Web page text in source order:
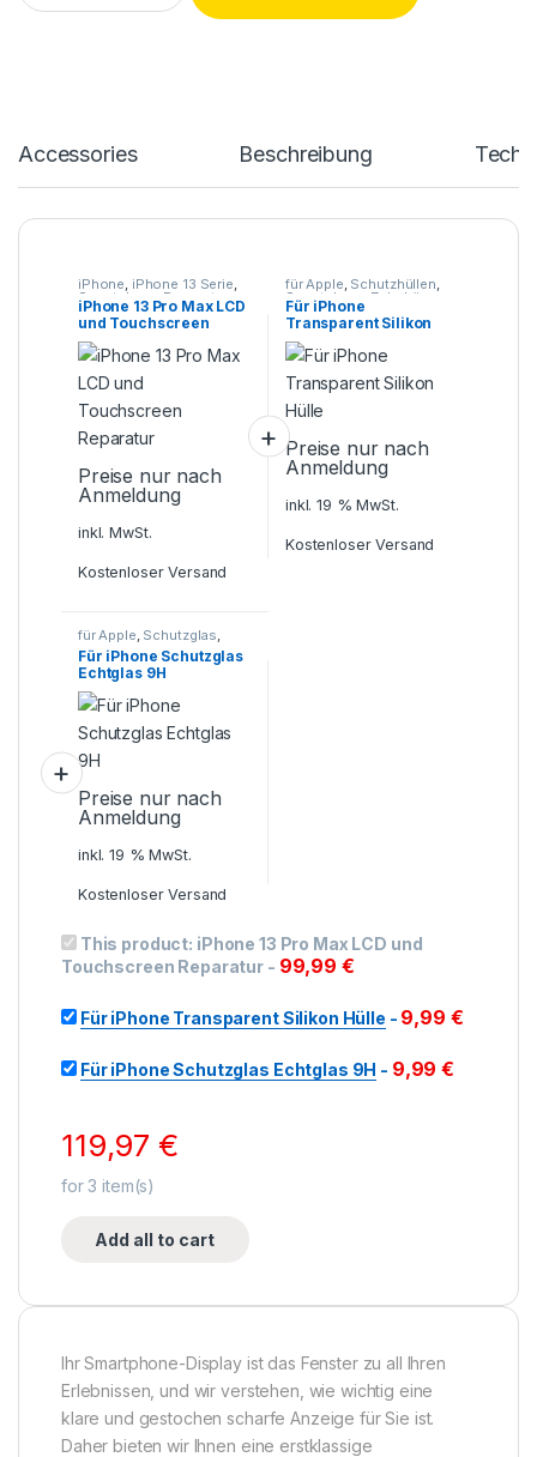
Accessories Beschreibung
iPhone, iPhone 13 Serie,
Smartphone Reparatur
iPhone 13 Pro Max LCD
und Touchscreen
Reparatur
Preise nur nach
Anmeldung
inkl. MwSt.
Kostenloser Versand
für Apple, Schutzhüllen,
Smartphone Zubehör
Für iPhone
Transparent Silikon
Hülle
Preise nur nach
Anmeldung
inkl. 19 % MwSt.
Kostenloser Versand
für Apple Schutzglas
Smartphone Zubehör
Für iPhone Schutzglas
Echtglas 9H
Preise nur nach
Anmeldung
inkl. 19 % MwSt.
Kostenloser Versand
This product: iPhone 13 Pro Max LCD und
Touchscreen Reparatur - 99,99 €
Für iPhone Transparent Silikon Hülle - 9,99 €
Für iPhone Schutzglas Echtglas 9H - 9,99€
119,97€
for3 item(s)
Add all to cart
Ihr Smartphone-Display ist das Fenster zu all Ihren
Erlebnissen, und wir verstehen, wie wichtig eine
klare und gestochen scharfe Anzeige für Sie ist.
Daher bieten wir Ihnen eine erstklassige